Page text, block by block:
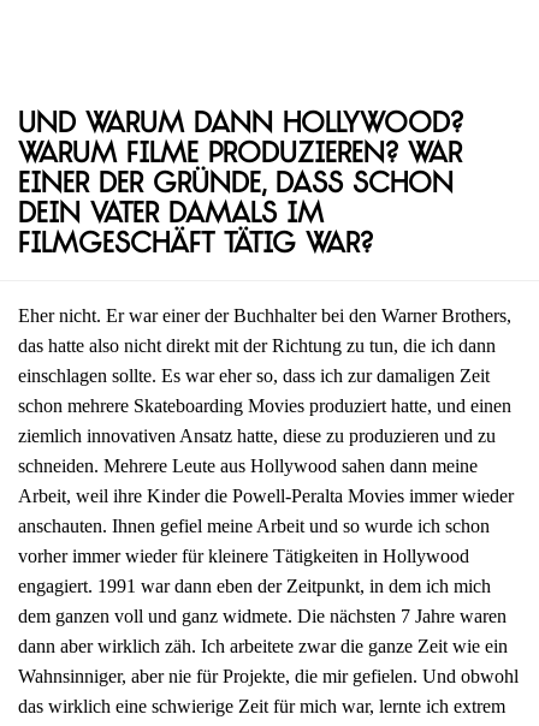
Und warum dann Hollywood?
Warum Filme produzieren? War
einer der Gründe, dass schon
dein Vater damals im
Filmgeschäft tätig war?
Eher nicht. Er war einer der Buchhalter bei den Warner Brothers,
das hatte also nicht direkt mit der Richtung zu tun, die ich dann
einschlagen sollte. Es war eher so, dass ich zur damaligen Zeit
schon mehrere Skateboarding Movies produziert hatte, und einen
ziemlich innovativen Ansatz hatte, diese zu produzieren und zu
schneiden. Mehrere Leute aus Hollywood sahen dann meine
Arbeit, weil ihre Kinder die Powell-Peralta Movies immer wieder
anschauten. Ihnen gefiel meine Arbeit und so wurde ich schon
vorher immer wieder für kleinere Tätigkeiten in Hollywood
engagiert. 1991 war dann eben der Zeitpunkt, in dem ich mich
dem ganzen voll und ganz widmete. Die nächsten 7 Jahre waren
dann aber wirklich zäh. Ich arbeitete zwar die ganze Zeit wie ein
Wahnsinniger, aber nie für Projekte, die mir gefielen. Und obwohl
das wirklich eine schwierige Zeit für mich war, lernte ich extrem